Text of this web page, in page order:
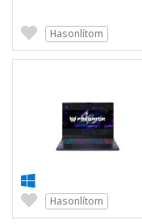
Hasonlítom
Hasonlítom